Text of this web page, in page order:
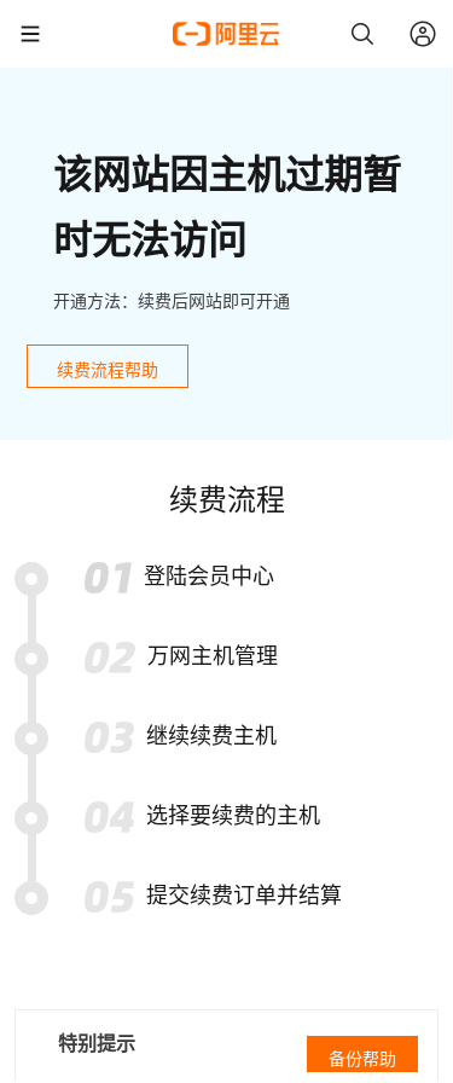
该网站因主机过期暂
时无法访问
开通方法：续费后网站即可开通
续费流程帮助
续费流程
登陆会员中心
万网主机管理
继续续费主机
选择要续费的主机
提交续费订单并结算
特别提示
备份帮助